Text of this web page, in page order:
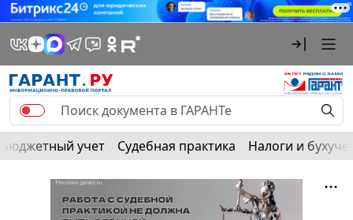
Бюджетный учет Судебная практика Налоги и